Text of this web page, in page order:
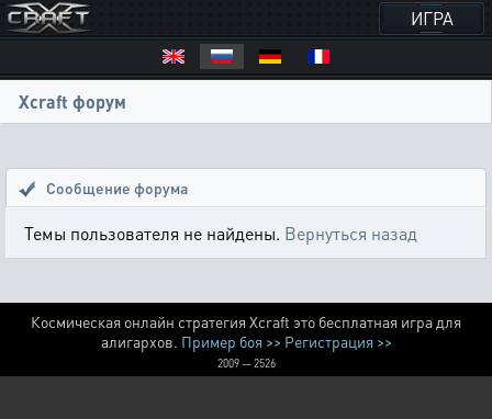
ИГРА
Xcraft форум
Сообщение форума
Темы пользователя не найдены. Вернуться назад
Космическая онлайн стратегия Xcraft это бесплатная игра для
алигархов. Пример боя >> Регистрация >>
2009 — 2526